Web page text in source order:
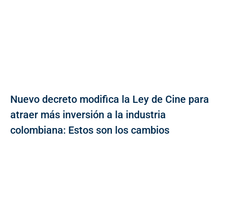
Nuevo decreto modifica la Ley de Cine para
atraer más inversión a la industria
colombiana: Estos son los cambios